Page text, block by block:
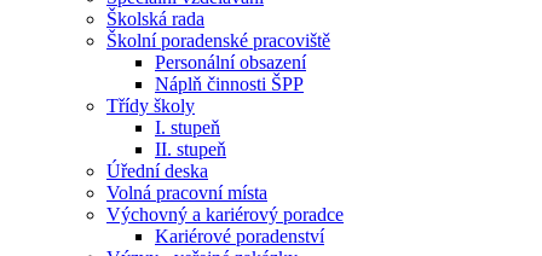
Školská rada
Školní poradenské pracoviště
Personální obsazení
Náplň činnosti ŠPP
Třídy školy
I. stupeň
II. stupeň
Úřední deska
Volná pracovní místa
Výchovný a kariérový poradce
Kariérové poradenství